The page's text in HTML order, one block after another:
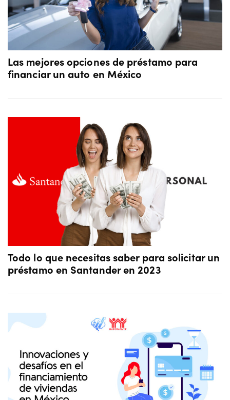
Las mejores opciones de préstamo para
financiar un auto en México
Todo lo que necesitas saber para solicitar un
préstamo en Santander en 2023